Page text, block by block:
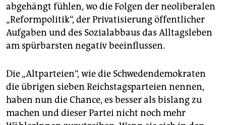
abgehängt fühlen, wo die Folgen der neoliberalen
„Reformpolitik“, der Privatisierung öffentlicher
Aufgaben und des Sozialabbaus das Alltagsleben
am spürbarsten negativ beeinflussen.
Die „Altparteien“, wie die Schwedendemokraten
die übrigen sieben Reichstagsparteien nennen,
haben nun die Chance, es besser als bislang zu
machen und dieser Partei nicht noch mehr